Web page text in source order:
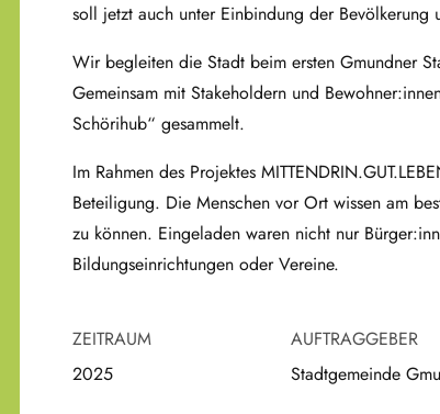
soll jetzt auch unter Einbindung der Bevölkerung
Wir begleiten die Stadt beim ersten Gmundner
Gemeinsam mit Stakeholdern und
Schörihub“ gesammelt.
Im Rahmen des Projektes
Beteiligung. Die Menschen vor Ort wissen am
zu können. Eingeladen waren nicht nur
Bildungseinrichtungen oder Vereine.
ZEITRAUM
2025
AUFTRAGGEBER
Stadtgemeinde